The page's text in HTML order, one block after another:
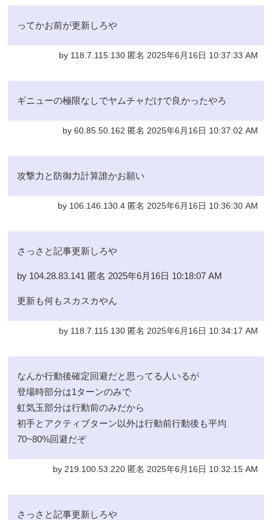
ってかお前が更新しろや
by 118.7.115.130 匿名 2025年6月16日 10:37:33 AM
ギニューの極限なしでヤムチャだけで良かったやろ
by 60.85.50.162 匿名 2025年6月16日 10:37:02 AM
攻撃力と防御力計算誰かお願い
by 106.146.130.4 匿名 2025年6月16日 10:36:30 AM
さっさと記事更新しろや
by 104.28.83.141 匿名 2025年6月16日 10:18:07 AM
更新も何もスカスカやん
by 118.7.115.130 匿名 2025年6月16日 10:34:17 AM
なんか行動後確定回避だと思ってる人いるが
登場時部分は1ターンのみで
虹気玉部分は行動前のみだから
初手とアクティブターン以外は行動前行動後も平均
70~80%回避だぞ
by 219.100.53.220 匿名 2025年6月16日 10:32:15 AM
さっさと記事更新しろや